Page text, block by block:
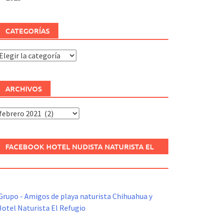
CATEGORÍAS
Categorías
ARCHIVOS
Archivos
FACEBOOK HOTEL NUDISTA NATURISTA EL
- Amigos de playa naturista Chihuahua y
Naturista El Refugio